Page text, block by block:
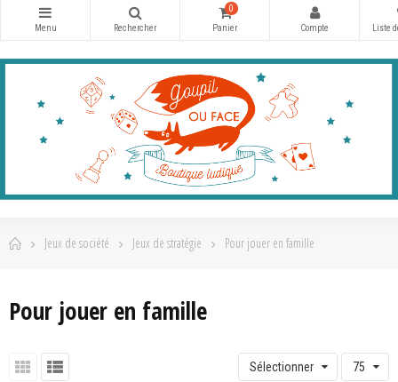
0
Jeux de société Jeux de stratégie Pour jouer en famille
Pour jouer en famille
Sélectionner 75